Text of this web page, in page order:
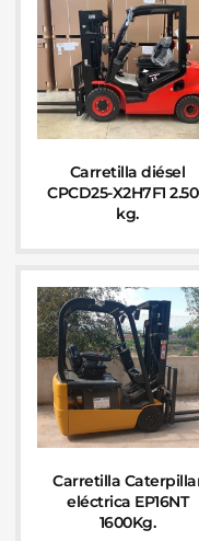
Carretilla diésel
CPCD25-X2H7F1
kg.
Carretilla
eléctrica EP16NT
1600Kg.